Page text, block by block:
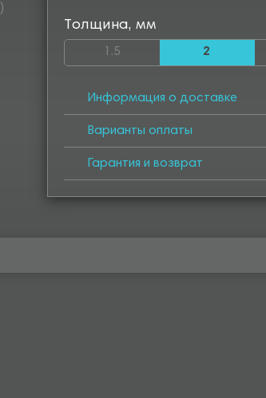
2500
4050 4550
Толщина, мм
1.5 2
Информация о доставке
Варианты оплаты
Гарантия и возврат